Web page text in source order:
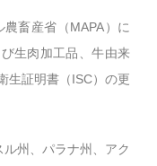
畜産省（MAPA）に
生肉加工品、牛由来
生証明書（ISC）の更
ル州、パラナ州、アク